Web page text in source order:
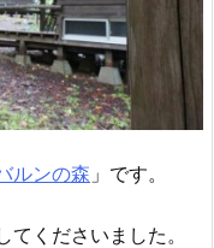
ルンの森 」です。
くださいました。